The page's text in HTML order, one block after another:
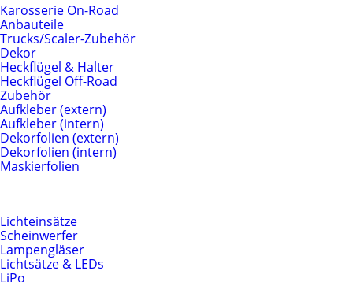
Karosserie On-Road
Anbauteile
Trucks/Scaler-Zubehör
Dekor
Heckflügel & Halter
Heckflügel Off-Road
Zubehör
Aufkleber (extern)
Aufkleber (intern)
Dekorfolien (extern)
Dekorfolien (intern)
Maskierfolien
Lichteinsätze
Scheinwerfer
Lampengläser
Lichtsätze & LEDs
LiPo